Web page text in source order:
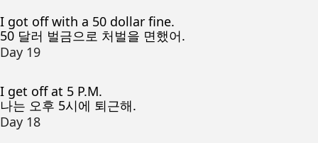
I got off with a 50 dollar fine.
50 달러 벌금으로 처벌을 면했어.
Day 19
I get off at 5 P.M.
나는 오후 5시에 퇴근해.
Day 18